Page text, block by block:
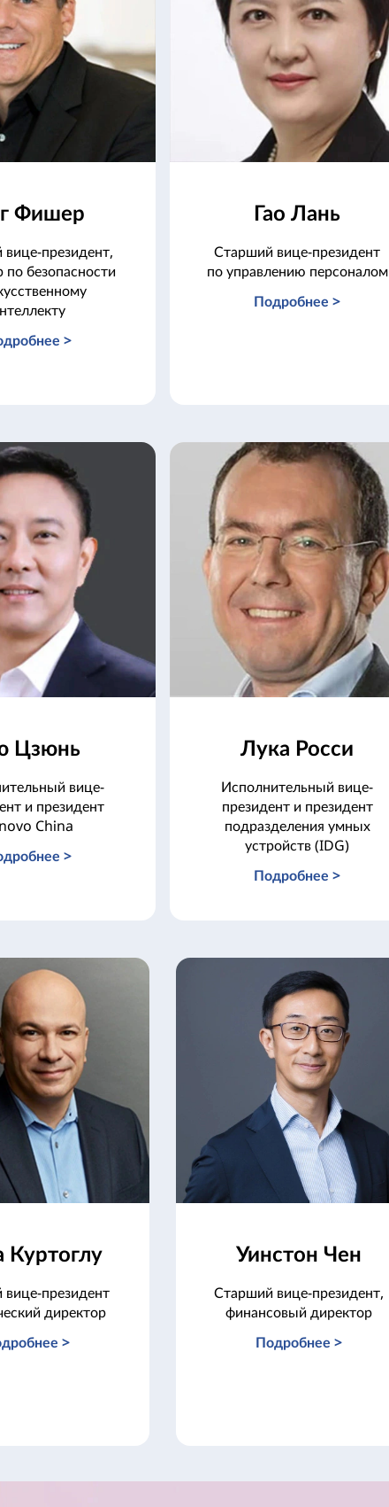
Фишер
президент,
по безопасности
>
Гао Лань
Старший вице-президент
по управлению персоналом
Подробнее >
Цзюнь
вице-
и президент
China
>
Лука Росси
Исполнительный вице-
президент и президент
подразделения умных
устройств (IDG)
Подробнее >
Куртоглу
президент
директор
>
Уинстон Чен
Старший вице-президент,
финансовый директор
Подробнее >